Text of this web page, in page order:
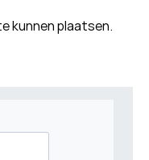
kunnen plaatsen.